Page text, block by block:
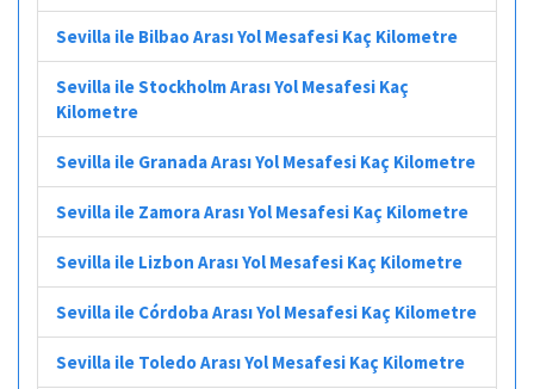
Sevilla ile Bilbao Arası Yol Mesafesi Kaç Kilometre
Sevilla ile Stockholm Arası Yol Mesafesi Kaç
Kilometre
Sevilla ile Granada Arası Yol Mesafesi Kaç Kilometre
Sevilla ile Zamora Arası Yol Mesafesi Kaç Kilometre
Sevilla ile Lizbon Arası Yol Mesafesi Kaç Kilometre
Sevilla ile Córdoba Arası Yol Mesafesi Kaç Kilometre
Sevilla ile Toledo Arası Yol Mesafesi Kaç Kilometre